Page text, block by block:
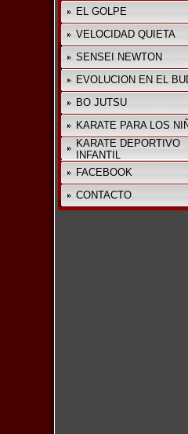
EL GOLPE
VELOCIDAD QUIETA
SENSEI NEWTON
EVOLUCION EN EL
BO JUTSU
KARATE PARA LOS
KARATE DEPORTIVO
INFANTIL
FACEBOOK
CONTACTO